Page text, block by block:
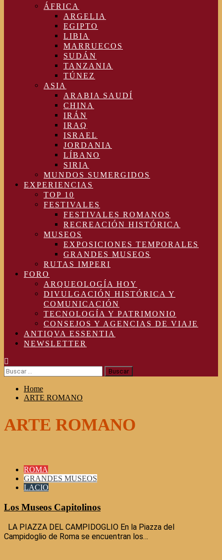
ÁFRICA
ARGELIA
EGIPTO
LIBIA
MARRUECOS
SUDÁN
TANZANIA
TÚNEZ
ASIA
ARABIA SAUDÍ
CHINA
IRÁN
IRAQ
ISRAEL
JORDANIA
LÍBANO
SIRIA
MUNDOS SUMERGIDOS
EXPERIENCIAS
TOP 10
FESTIVALES
FESTIVALES ROMANOS
RECREACIÓN HISTÓRICA
MUSEOS
EXPOSICIONES TEMPORALES
GRANDES MUSEOS
RUTAS IMPERI
FORO
ARQUEOLOGÍA HOY
DIVULGACIÓN HISTÓRICA Y
COMUNICACIÓN
TECNOLOGÍA Y PATRIMONIO
CONSEJOS Y AGENCIAS DE VIAJE
ANTIQVA ESSENTIA
NEWSLETTER
Buscar:
Home
ARTE ROMANO
ARTE ROMANO
ROMA
GRANDES MUSEOS
LACIO
Los Museos Capitolinos
LA PIAZZA DEL CAMPIDOGLIO En la Piazza del
Campidoglio de Roma se encuentran los…